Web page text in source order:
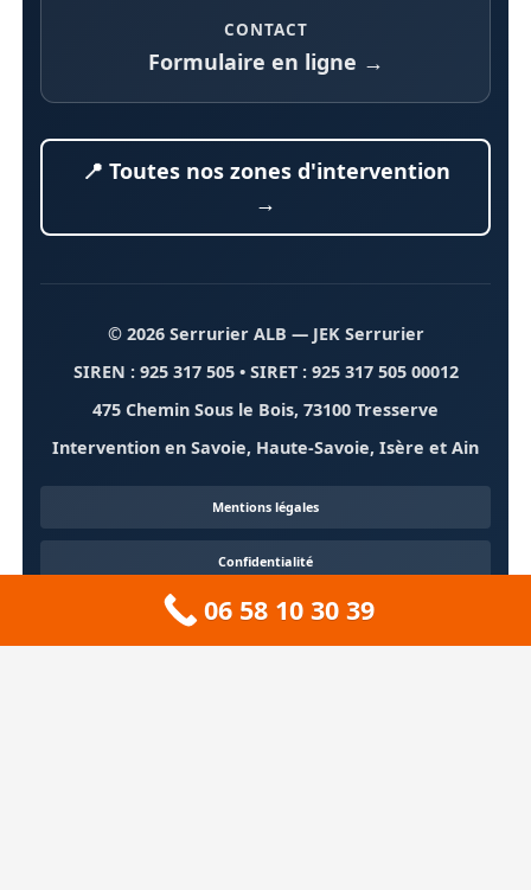
CONTACT
Formulaire en ligne →
📍 Toutes nos zones d'intervention
→
© 2026 Serrurier ALB — JEK Serrurier
SIREN : 925 317 505 • SIRET : 925 317 505 00012
475 Chemin Sous le Bois, 73100 Tresserve
Intervention en Savoie, Haute-Savoie, Isère et Ain
Mentions légales
Confidentialité
Contact
06 58 10 30 39